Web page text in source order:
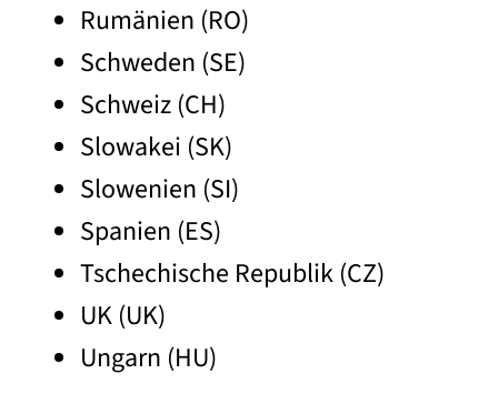
Rumänien (RO)
Schweden (SE)
Schweiz (CH)
Slowakei (SK)
Slowenien (SI)
Spanien (ES)
Tschechische Republik (CZ)
UK (UK)
Ungarn (HU)